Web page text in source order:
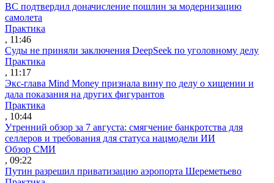
ВС подтвердил доначисление пошлин за модернизацию
самолета
Практика
, 11:46
Суды не приняли заключения DeepSeek по уголовному делу
Практика
, 11:17
Экс-глава Mind Money признала вину по делу о хищении и
дала показания на других фигурантов
Практика
, 10:44
Утренний обзор за 7 августа: смягчение банкротства для
селлеров и требования для статуса нацмодели ИИ
Обзор СМИ
, 09:22
Путин разрешил приватизацию аэропорта Шереметьево